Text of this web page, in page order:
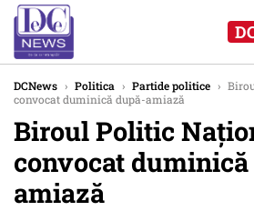
DCNews › Politica › Partide politice ›
convocat duminică după-amiază
Biroul Politic
convocat
amiază